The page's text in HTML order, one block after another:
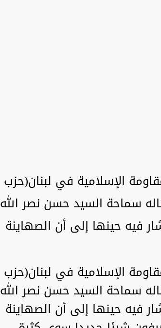
الإسلامية في لبنان(حزب
سماحة السيد حسن نصر الله
القدس العالمي عام 2016 أشار فيه حينها إلى أن الصهاينة
الإسلامية في لبنان(حزب
سماحة السيد حسن نصر الله
القدس العالمي عام 2016 أشار فيه حينها إلى أن الصهاينة